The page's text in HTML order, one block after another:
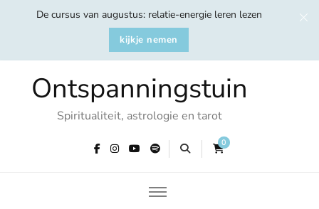
De cursus van augustus: relatie-energie leren lezen
kijkje nemen
Ontspanningstuin
Spiritualiteit, astrologie en tarot
0